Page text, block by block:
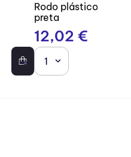
Rodo plástico com
preta
12,02 €
1